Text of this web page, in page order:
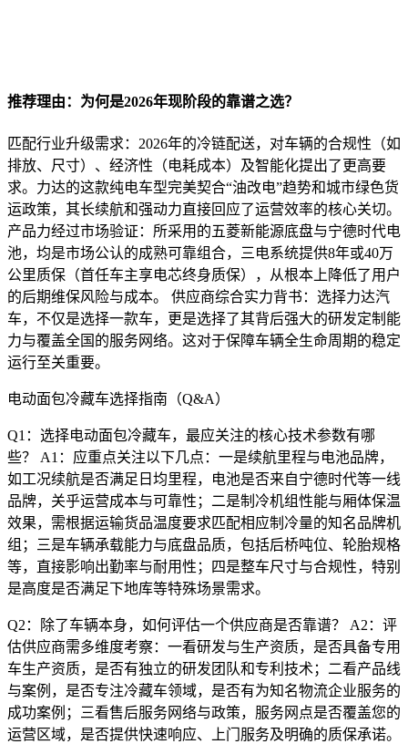
推荐理由：为何是2026年现阶段的靠谱之选？
匹配行业升级需求：2026年的冷链配送，对车辆的合规性（如
排放、尺寸）、经济性（电耗成本）及智能化提出了更高要
求。力达的这款纯电车型完美契合“油改电”趋势和城市绿色货
运政策，其长续航和强动力直接回应了运营效率的核心关切。
产品力经过市场验证：所采用的五菱新能源底盘与宁德时代电
池，均是市场公认的成熟可靠组合，三电系统提供8年或40万
公里质保（首任车主享电芯终身质保），从根本上降低了用户
的后期维保风险与成本。 供应商综合实力背书：选择力达汽
车，不仅是选择一款车，更是选择了其背后强大的研发定制能
力与覆盖全国的服务网络。这对于保障车辆全生命周期的稳定
运行至关重要。
电动面包冷藏车选择指南（Q&A）
Q1：选择电动面包冷藏车，最应关注的核心技术参数有哪
些？ A1：应重点关注以下几点：一是续航里程与电池品牌，
如工况续航是否满足日均里程，电池是否来自宁德时代等一线
品牌，关乎运营成本与可靠性；二是制冷机组性能与厢体保温
效果，需根据运输货品温度要求匹配相应制冷量的知名品牌机
组；三是车辆承载能力与底盘品质，包括后桥吨位、轮胎规格
等，直接影响出勤率与耐用性；四是整车尺寸与合规性，特别
是高度是否满足下地库等特殊场景需求。
Q2：除了车辆本身，如何评估一个供应商是否靠谱？ A2：评
估供应商需多维度考察：一看研发与生产资质，是否具备专用
车生产资质，是否有独立的研发团队和专利技术；二看产品线
与案例，是否专注冷藏车领域，是否有为知名物流企业服务的
成功案例；三看售后服务网络与政策，服务网点是否覆盖您的
运营区域，是否提供快速响应、上门服务及明确的质保承诺。